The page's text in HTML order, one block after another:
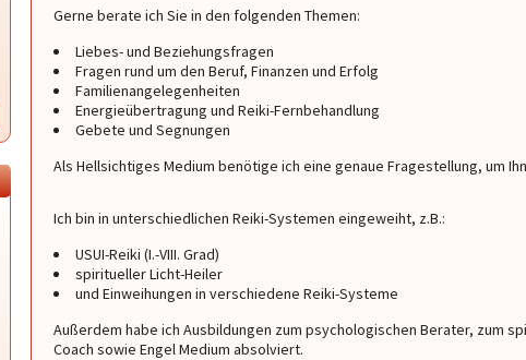
Raphaela
Sophia
⭐⭐⭐⭐⭐ 🌙💖🔮✨ Eine wirklich
wundervolle Beratung! 🥰 Du hast
Medium
Du bist für mich die Beste🩷❤️Super
tolle Hellsicht. Du kannst immer
Ich habe schon
Gerne berate ich Sie in den folgenden Themen:
Liebes- und Beziehungsfragen
Fragen rund um den Beruf, Finanzen und Erfolg
Familienangelegenheiten
Energieübertragung und Reiki-Fernbehandlung
Gebete und Segnungen
Als Hellsichtiges Medium benötige ich eine genaue Fragestellung, um
Ich bin in unterschiedlichen Reiki-Systemen eingeweiht, z.B.:
USUI-Reiki (I.-VIII. Grad)
spiritueller Licht-Heiler
und Einweihungen in verschiedene Reiki-Systeme
Außerdem habe ich Ausbildungen zum psychologischen Berater, zum
Coach sowie Engel Medium absolviert.